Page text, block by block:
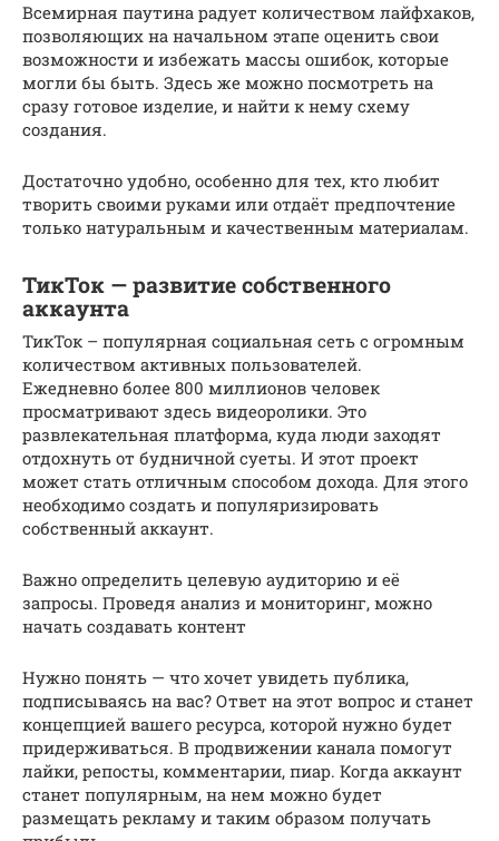
Всемирная паутина радует количеством лайфхаков,
позволяющих на начальном этапе оценить свои
возможности и избежать массы ошибок, которые
могли бы быть. Здесь же можно посмотреть на
сразу готовое изделие, и найти к нему схему
создания.
Достаточно удобно, особенно для тех, кто любит
творить своими руками или отдаёт предпочтение
только натуральным и качественным материалам.
ТикТок — развитие собственного
аккаунта
ТикТок – популярная социальная сеть с огромным
количеством активных пользователей.
Ежедневно более 800 миллионов человек
просматривают здесь видеоролики. Это
развлекательная платформа, куда люди заходят
отдохнуть от будничной суеты. И этот проект
может стать отличным способом дохода. Для этого
необходимо создать и популяризировать
собственный аккаунт.
Важно определить целевую аудиторию и её
запросы. Проведя анализ и мониторинг, можно
начать создавать контент
Нужно понять — что хочет увидеть публика,
подписываясь на вас? Ответ на этот вопрос и станет
концепцией вашего ресурса, которой нужно будет
придерживаться. В продвижении канала помогут
лайки, репосты, комментарии, пиар. Когда аккаунт
станет популярным, на нем можно будет
размещать рекламу и таким образом получать